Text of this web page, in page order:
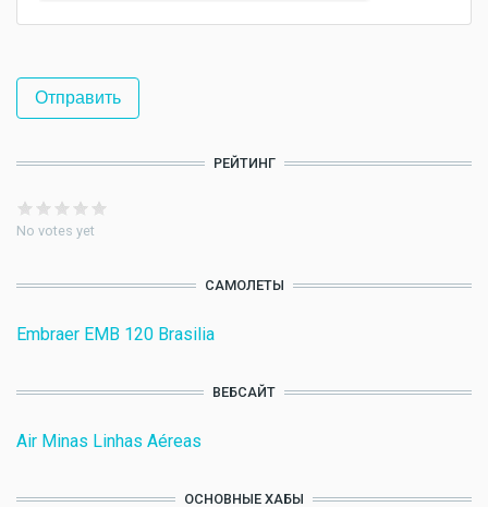
РЕЙТИНГ
No votes yet
САМОЛЕТЫ
Embraer EMB 120 Brasilia
ВЕБСАЙТ
Air Minas Linhas Aéreas
ОСНОВНЫЕ ХАБЫ